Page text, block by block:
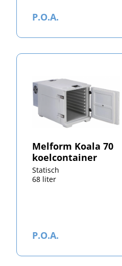
P.O.A.
Melform Koala 70
koelcontainer
Statisch
68 liter
P.O.A.